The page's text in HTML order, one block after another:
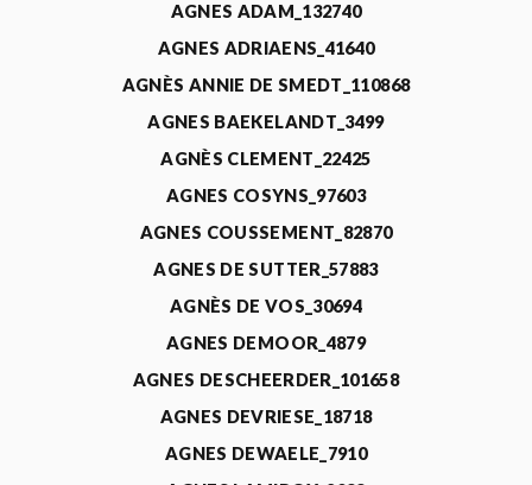
AGNES ADAM_132740
AGNES ADRIAENS_41640
AGNÈS ANNIE DE SMEDT_110868
AGNES BAEKELANDT_3499
AGNÈS CLEMENT_22425
AGNES COSYNS_97603
AGNES COUSSEMENT_82870
AGNES DE SUTTER_57883
AGNÈS DE VOS_30694
AGNES DEMOOR_4879
AGNES DESCHEERDER_101658
AGNES DEVRIESE_18718
AGNES DEWAELE_7910